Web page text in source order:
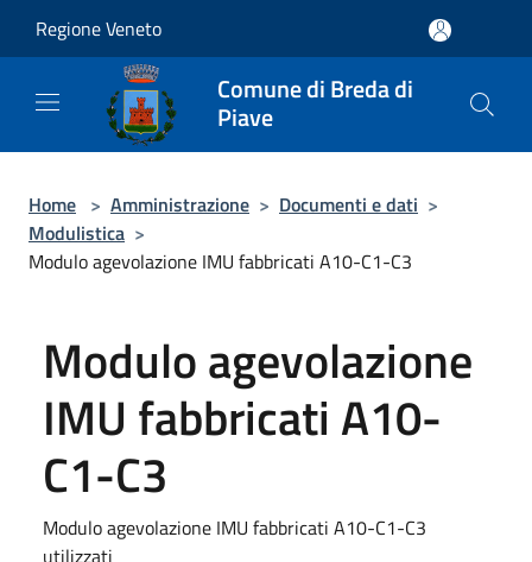
Regione Veneto
Comune di Breda di
Piave
Home > Amministrazione > Documenti e dati >
Modulistica >
Modulo agevolazione IMU fabbricati A10-C1-C3
Modulo agevolazione
IMU fabbricati A10-
C1-C3
Modulo agevolazione IMU fabbricati A10-C1-C3
utilizzati